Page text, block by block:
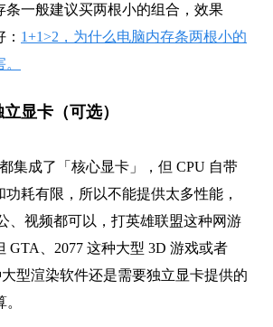
条一般建议买两根小的组合，效果
1+1>2，为什么电脑内存条两根小的
显卡（可选）
集成了「核心显卡」，但 CPU 自带
耗有限，所以不能提供太多性能，
、视频都可以，打英雄联盟这种网游
GTA、2077 这种大型 3D 游戏或者
型渲染软件还是需要独立显卡提供的